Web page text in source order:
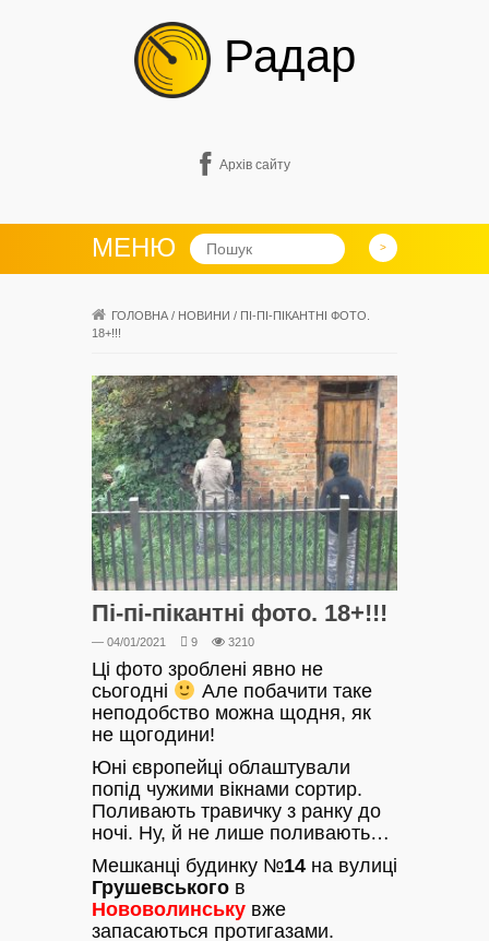
Радар
Архів сайту
МЕНЮ
ГОЛОВНА / НОВИНИ / ПІ-ПІ-ПІКАНТНІ ФОТО.
18+!!!
Пі-пі-пікантні фото. 18+!!!
— 04/01/2021 9 3210
Ці фото зроблені явно не
сьогодні
Але побачити таке
неподобство можна щодня, як
не щогодини!
Юні європейці облаштували
попід чужими вікнами сортир.
Поливають травичку з ранку до
ночі. Ну, й не лише поливають…
Мешканці будинку №14 на вулиці
Грушевського в
Нововолинську вже
запасаються протигазами.